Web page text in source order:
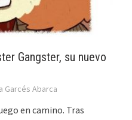
Gangster, su nuevo
Garcés Abarca
en camino. Tras